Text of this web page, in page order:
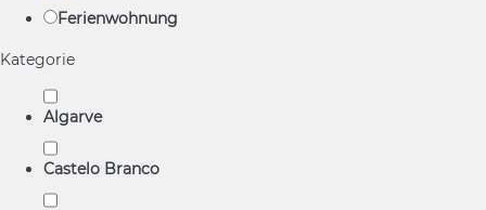
Ferienwohnung
Kategorie
Algarve
Castelo Branco